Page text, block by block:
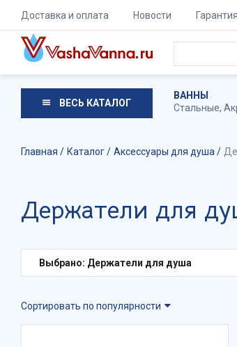
Доставка и оплата Новости
ВЕСЬ КАТАЛОГ
ВАННЫ
Стальные,
Главная Каталог Аксессуары для душа
Держатели для
Выбрано: Держатели для душа
Сортировать по популярности